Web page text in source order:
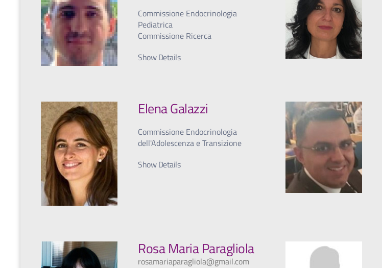
Commissione Endocrinologia
Pediatrica
Commissione Ricerca
Show Details
Elena Galazzi
Commissione Endocrinologia
dell'Adolescenza e Transizione
Show Details
Rosa Maria Paragliola
rosamariaparagliola@gmail.com